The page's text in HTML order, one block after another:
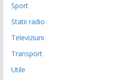
Sport
Statii radio
Televiziuni
Transport
Utile